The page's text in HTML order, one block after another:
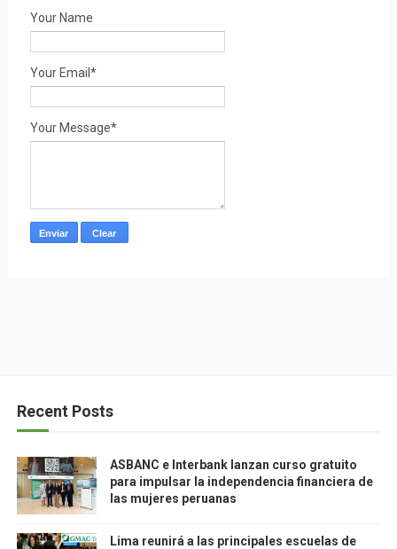
Your Name
Your Email*
Your Message*
Recent Posts
ASBANC e Interbank lanzan curso gratuito
para impulsar la independencia financiera de
las mujeres peruanas
Lima reunirá a las principales escuelas de